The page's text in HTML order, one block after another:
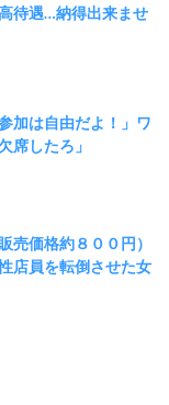
待遇…納得出来ませ
加は自由だよ！」ワ
席したろ」
売価格約８００円）
店員を転倒させた女